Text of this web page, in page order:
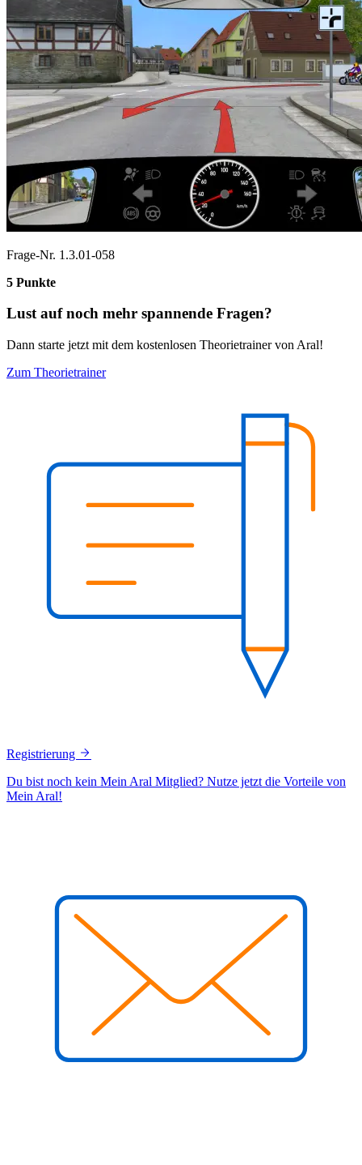
Frage-Nr. 1.3.01-058
5 Punkte
Lust auf noch mehr spannende Fragen?
Dann starte jetzt mit dem kostenlosen Theorietrainer von Aral!
Zum Theorietrainer
Registrierung
Du bist noch kein Mein Aral Mitglied? Nutze jetzt die Vorteile von
Mein Aral!